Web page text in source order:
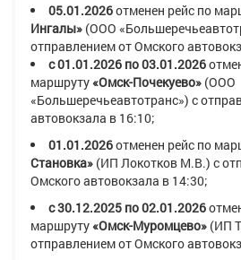
05.01.2026отменен рейс по
Ингалы» (ООО
отправлением от Омского
с 01.01.2026 по 03.01.2026
маршруту«Омск-Почекуево» (ООО
«Большеречьеавтотранс») с
автовокзала в 16:10;
01.01.2026отменен рейс по
Становка» (ИП Локотков М.В.) с
Омского автовокзала в 14:30;
с 30.12.2025 по 02.01.2026
маршруту«Омск-Муромцево» (ИП
отправлением от Омского